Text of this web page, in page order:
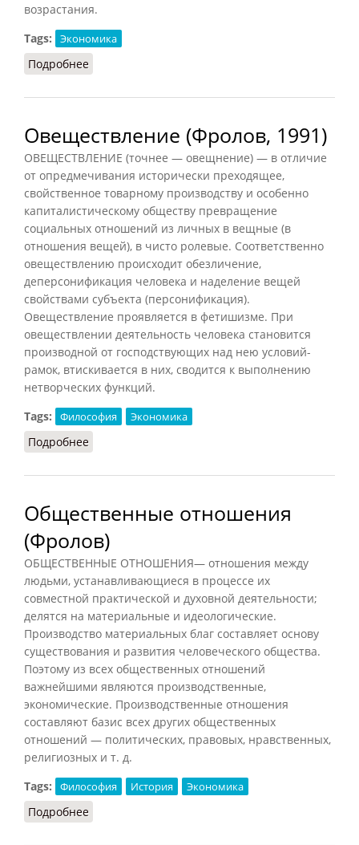
возрастания.
Tags:
Экономика
Подробнее
Овеществление (Фролов, 1991)
ОВЕЩЕСТВЛЕНИЕ (точнее — овещнение) — в отличие
от опредмечивания исторически преходящее,
свойственное товарному производству и особенно
капиталистическому обществу превращение
социальных отношений из личных в вещные (в
отношения вещей), в чисто ролевые. Соответственно
овеществлению происходит обезличение,
деперсонификация человека и наделение вещей
свойствами субъекта (персонификация).
Овеществление проявляется в фетишизме. При
овеществлении деятельность человека становится
производной от господствующих над нею условий-
рамок, втискивается в них, сводится к выполнению
нетворческих функций.
Tags:
Философия Экономика
Подробнее
Общественные отношения
(Фролов)
ОБЩЕСТВЕННЫЕ ОТНОШЕНИЯ— отношения между
людьми, устанавливающиеся в процессе их
совместной практической и духовной деятельности;
делятся на материальные и идеологические.
Производство материальных благ составляет основу
существования и развития человеческого общества.
Поэтому из всех общественных отношений
важнейшими являются производственные,
экономические. Производственные отношения
составляют базис всех других общественных
отношений — политических, правовых, нравственных,
религиозных и т. д.
Tags:
Философия История Экономика
Подробнее